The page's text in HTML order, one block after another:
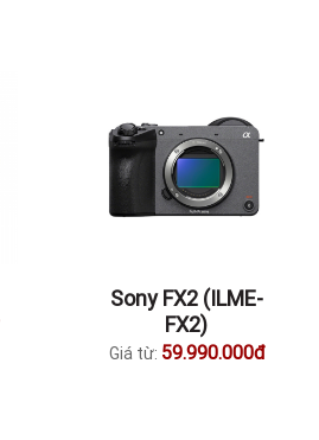
Sony FX2 (ILME-
FX2)
Giá từ: 59.990.000đ